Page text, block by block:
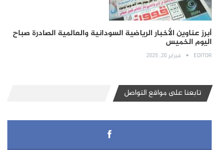
أبرز عناوين الأخبار الرياضية السودانية والعالمية الصادرة صباح
اليوم الخميس
EDITOR فبراير 20, 2025
تابعنا على مواقع التواصل